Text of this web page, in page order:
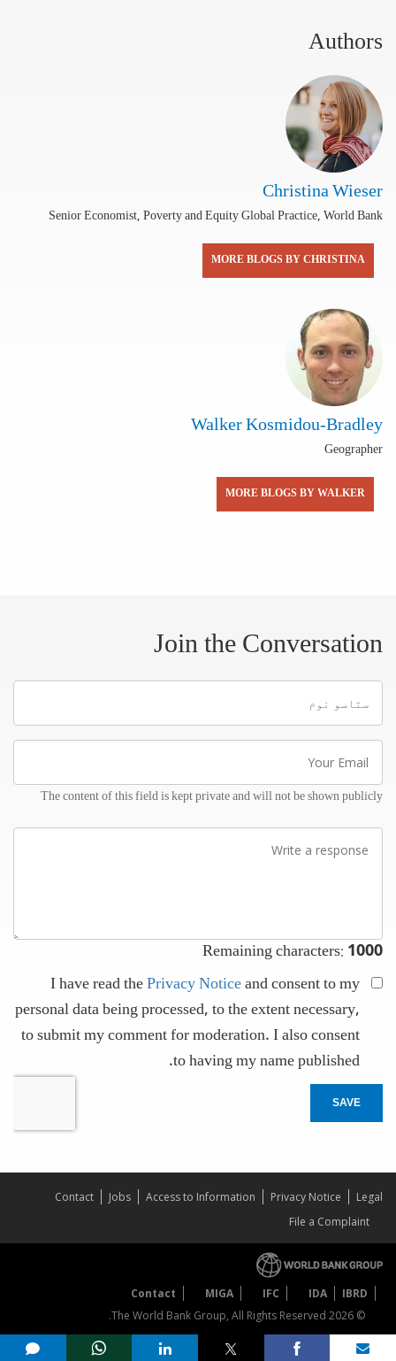
Authors
Christina Wieser
Senior Economist, Poverty and Equity Global Practice, World Bank
MORE BLOGS BY CHRISTINA
Walker Kosmidou-Bradley
Geographer
MORE BLOGS BY WALKER
Join the Conversation
ستاسو
نوم
Your
Email
The content of this field is kept private and will not be shown publicly
Write
Remaining characters: 1000
I have read thePrivacy Noticeand consent to my
personal data being processed, to the extent necessary,
to submit my comment for moderation. I also consent
to having my name published.
SAVE
Share on
comments added
Legal
Privacy Notice
Access to Information
Jobs
Contact
File a Complaint
IBRD
IDA
IFC
MIGA
Contact
© 2026 The World Bank Group, All Rights Reserved.